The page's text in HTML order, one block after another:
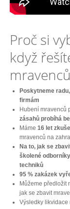
Proč si
když
Poskytneme
firmám
Hubení mravenců
zásahů probíhá
Máme 16 let
mravenců na
Na to, jak se
školené odborníky
techniků
95 % zakázek
Můžeme předložit
jak se zbavit
Výsledky likvidace